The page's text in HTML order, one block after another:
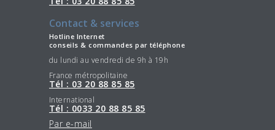
Contact & services
Hotline Internet
conseils & commandes par téléphone
du lundi au vendredi de 9h à 19h
France métropolitaine
Tél : 03 20 88 85 85
International
Tél : 0033 20 88 85 85
Par e-mail